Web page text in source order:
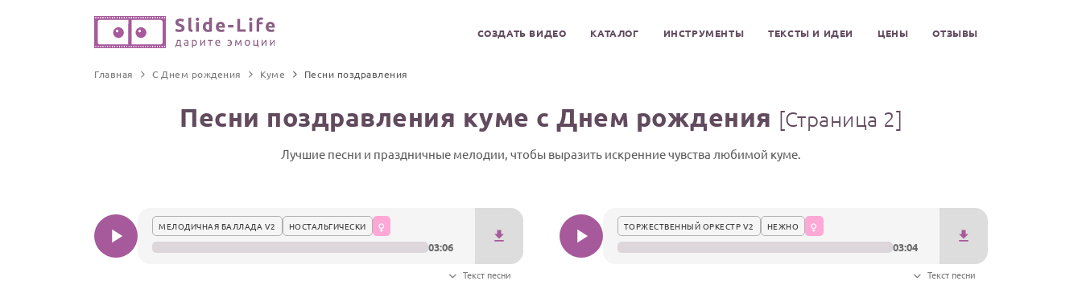
СОЗДАТЬ ВИДЕО КАТАЛОГ ИНСТРУМЕНТЫ ТЕКСТЫ И ИДЕИ ЦЕНЫ ОТЗЫВЫ
Главная С Днем рождения Куме Песни поздравления
Песни поздравления куме с Днем рождения [Страница 2]
Лучшие песни и праздничные мелодии, чтобы выразить искренние чувства любимой куме.
МЕЛОДИЧНАЯ БАЛЛАДА V2 НОСТАЛЬГИЧЕСКИ
03:06
Текст песни
ТОРЖЕСТВЕННЫЙ ОРКЕСТР V2 НЕЖНО
03:04
Текст песни